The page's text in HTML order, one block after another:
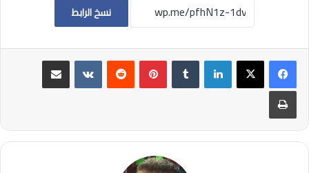
نسخ الرابط
لينكدإن بينتيريست
مشاركة عبر البريد
طباعة